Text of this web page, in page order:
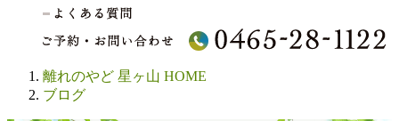
離れのやど 星ヶ山 HOME
ブログ